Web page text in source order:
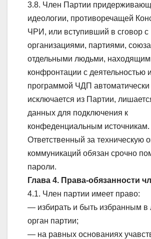
3.8. Член Партии
идеологии, противоречащей
ЧРИ, или вступивший в сговор с
организациями, партиями,
отдельными людьми,
конфронтации с деятельностью и
программой ЧДП автоматически
исключается из Партии,
данных для подключения к
конфеденциальным источникам.
Ответственный за техническую
коммуникаций обязан срочно
пароли.
Глава 4. Права-обязанности
4.1. Член партии имеет право:
— избирать и быть избранным в
орган партии;
— на равных основаниях